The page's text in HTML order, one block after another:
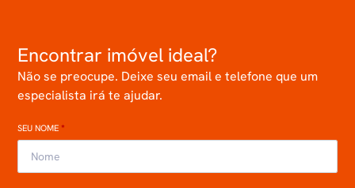
Encontrar imóvel ideal?
Não se preocupe. Deixe seu email e telefone que um
especialista irá te ajudar.
SEU NOME*